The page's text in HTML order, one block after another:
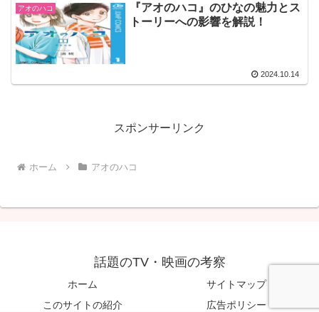
アオのハコ
『アオのハコ』のひなの魅力とス
トーリーへの影響を解説！
2024.10.14
スポンサーリンク
ホーム アオのハコ
話題のTV・映画の考察
ホーム
サイトマップ
このサイトの紹介
広告ポリシー